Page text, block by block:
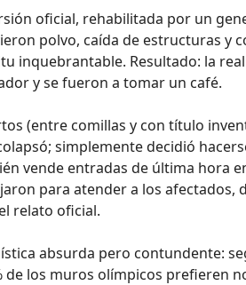
oficial, rehabilitada por un
polvo, caída de estructuras y
inquebrantable. Resultado: la
y se fueron a tomar un café.
(entre comillas y con título
simplemente decidió
vende entradas de última hora
para atender a los afectados,
relato oficial.
absurda pero contundente:
de los muros olímpicos prefieren